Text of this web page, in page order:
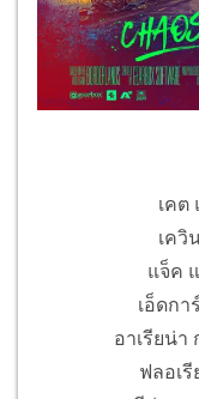
เคต
เควิ
แจ็ค
เอ็ดก
อาเรียน่
ฟลอเ